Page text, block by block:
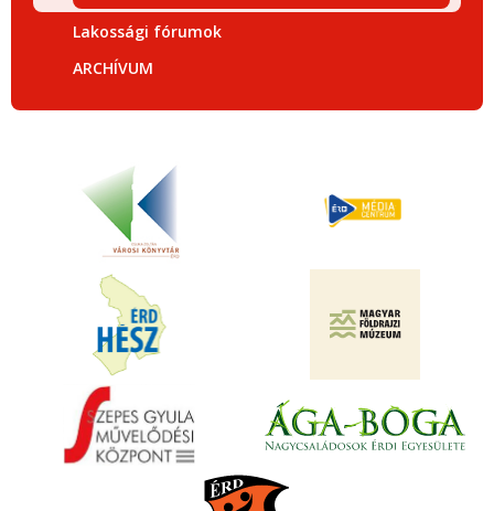
Lakossági fórumok
ARCHÍVUM